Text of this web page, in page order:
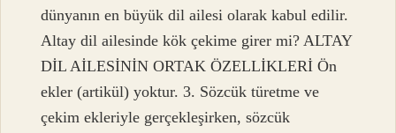
dünyanın en büyük dil ailesi olarak kabul edilir.
Altay dil ailesinde kök çekime girer mi? ALTAY
DİL AİLESİNİN ORTAK ÖZELLİKLERİ Ön
ekler (artikül) yoktur. 3. Sözcük türetme ve
çekim ekleriyle gerçekleşirken, sözcük